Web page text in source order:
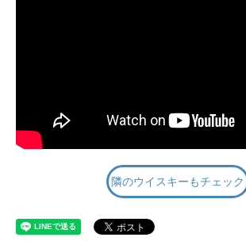
隣のウイスキーもチェック